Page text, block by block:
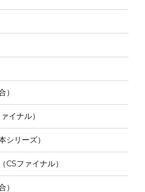
）
イナル）
シリーズ）
CSファイナル）
）